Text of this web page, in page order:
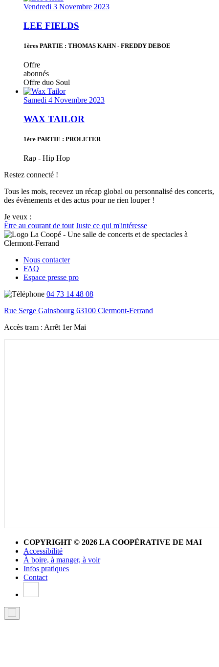
Vendredi 3 Novembre 2023
LEE FIELDS
1ères PARTIE : THOMAS KAHN - FREDDY DEBOE
Offre
abonnés
Offre duo Soul
Samedi 4 Novembre 2023
WAX TAILOR
1ère PARTIE : PROLETER
Rap - Hip Hop
Restez connecté !
Tous les mois, recevez un récap global ou personnalisé des concerts,
des évènements et des actus pour ne rien louper !
Je veux :
Être au courant de tout Juste ce qui m'intéresse
Nous contacter
FAQ
Espace presse pro
04 73 14 48 08
Rue Serge Gainsbourg 63100 Clermont-Ferrand
Accès tram : Arrêt 1er Mai
COPYRIGHT © 2026 LA COOPÉRATIVE DE MAI
Accessibilité
À boire, à manger, à voir
Infos pratiques
Contact